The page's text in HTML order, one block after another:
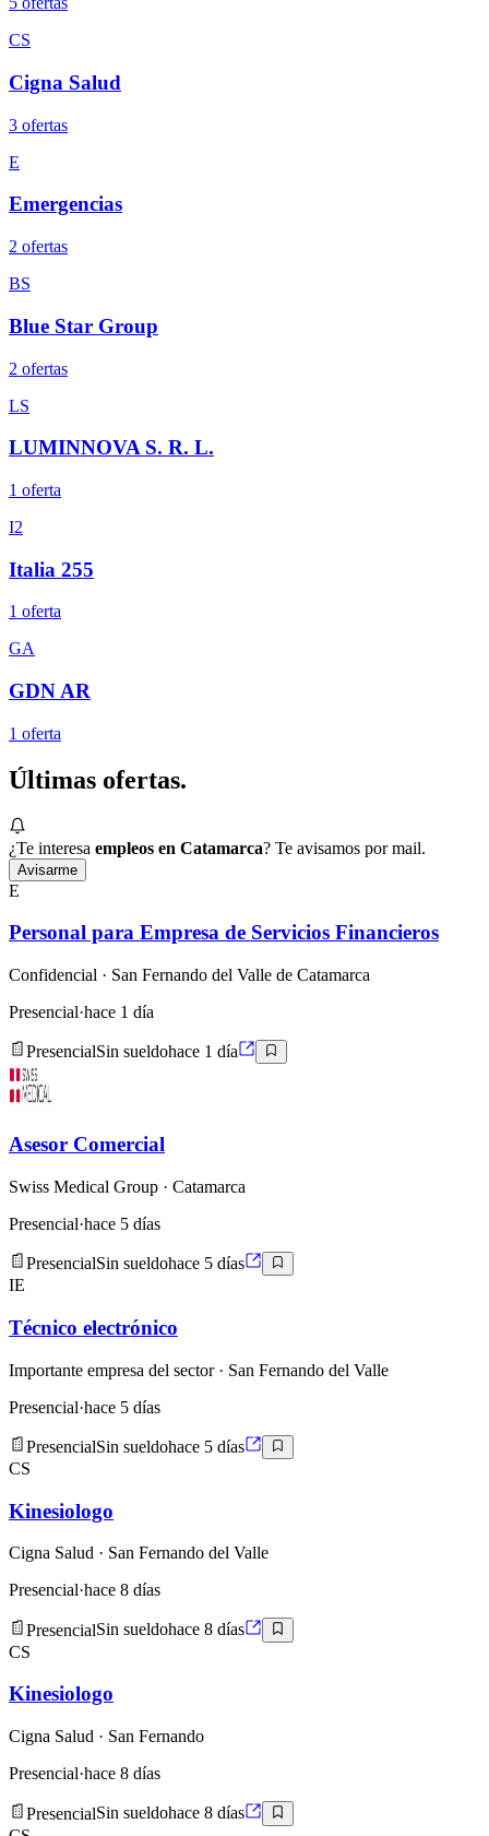
CS
Cigna Salud
3 ofertas
E
Emergencias
2 ofertas
BS
Blue Star Group
2 ofertas
LS
LUMINNOVA S. R. L.
1 oferta
I2
Italia 255
1 oferta
GA
GDN AR
1 oferta
Últimas ofertas.
¿Te interesa empleos en Catamarca? Te avisamos por mail.
Avisarme
E
Personal para Empresa de Servicios Financieros
Confidencial · San Fernando del Valle de Catamarca
Presencial·hace 1 día
PresencialSin sueldohace 1 día
Asesor Comercial
Swiss Medical Group · Catamarca
Presencial·hace 5 días
PresencialSin sueldohace 5 días
IE
Técnico electrónico
Importante empresa del sector· San Fernando del Valle
Presencial·hace 5 días
PresencialSin sueldohace 5 días
CS
Kinesiologo
Cigna Salud · San Fernando del Valle
Presencial·hace 8 días
PresencialSin sueldohace 8 días
CS
Kinesiologo
Cigna Salud · San Fernando
Presencial·hace 8 días
PresencialSin sueldohace 8 días